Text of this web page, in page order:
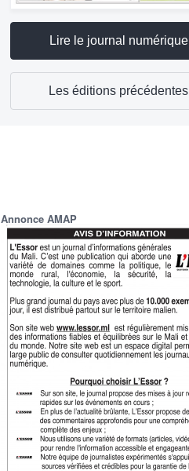
Lire le journal numérique
Les éditions précédentes
Annonce AMAP